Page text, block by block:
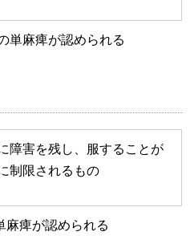
単麻痺が認められる
障害を残し、服することが
制限されるもの
麻痺が認められる